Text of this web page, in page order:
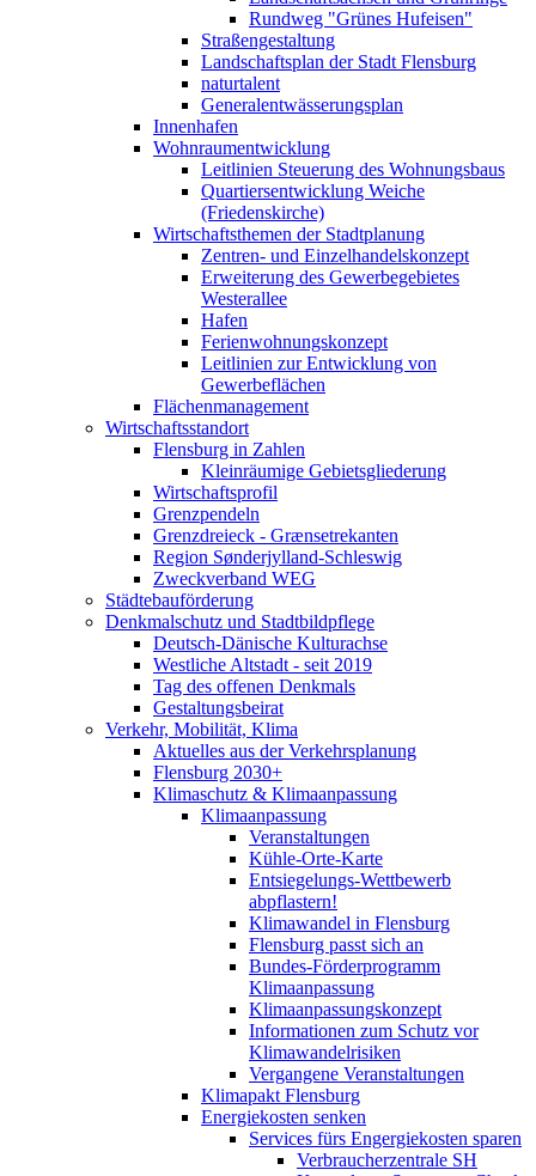
Rundweg "Grünes Hufeisen"
Straßengestaltung
Landschaftsplan der Stadt Flensburg
naturtalent
Generalentwässerungsplan
Innenhafen
Wohnraumentwicklung
Leitlinien Steuerung des Wohnungsbaus
Quartiersentwicklung Weiche
(Friedenskirche)
Wirtschaftsthemen der Stadtplanung
Zentren- und Einzelhandelskonzept
Erweiterung des Gewerbegebietes
Westerallee
Hafen
Ferienwohnungskonzept
Leitlinien zur Entwicklung von
Gewerbeflächen
Flächenmanagement
Wirtschaftsstandort
Flensburg in Zahlen
Kleinräumige Gebietsgliederung
Wirtschaftsprofil
Grenzpendeln
Grenzdreieck - Grænsetrekanten
Region Sønderjylland-Schleswig
Zweckverband WEG
Städtebauförderung
Denkmalschutz und Stadtbildpflege
Deutsch-Dänische Kulturachse
Westliche Altstadt - seit 2019
Tag des offenen Denkmals
Gestaltungsbeirat
Verkehr, Mobilität, Klima
Aktuelles aus der Verkehrsplanung
Flensburg 2030+
Klimaschutz & Klimaanpassung
Klimaanpassung
Veranstaltungen
Kühle-Orte-Karte
Entsiegelungs-Wettbewerb
abpflastern!
Klimawandel in Flensburg
Flensburg passt sich an
Bundes-Förderprogramm
Klimaanpassung
Klimaanpassungskonzept
Informationen zum Schutz vor
Klimawandelrisiken
Vergangene Veranstaltungen
Klimapakt Flensburg
Energiekosten senken
Services fürs Engergiekosten sparen
Verbraucherzentrale SH